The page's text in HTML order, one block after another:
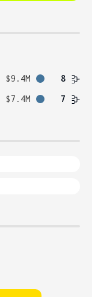
$9.4M
8
$7.4M 7